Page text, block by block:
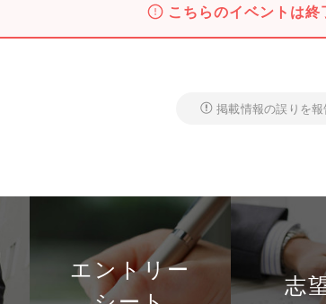
こちらのイベントは終
掲載情報の誤りを
エントリー
志